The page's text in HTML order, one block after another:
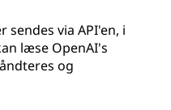
via API'en, i
læse OpenAI's
og